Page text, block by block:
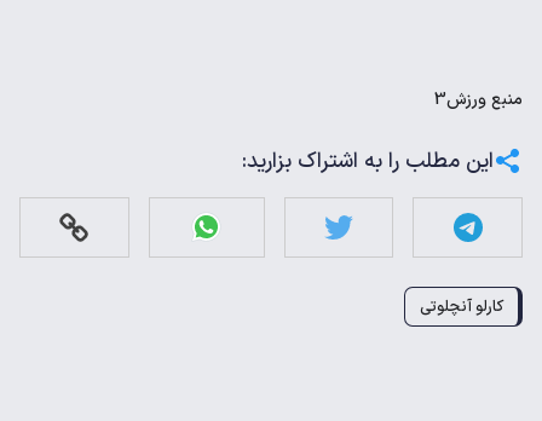
منبعورزش3
این مطلب را به اشتراک بزارید:
کارلو آنچلوتی